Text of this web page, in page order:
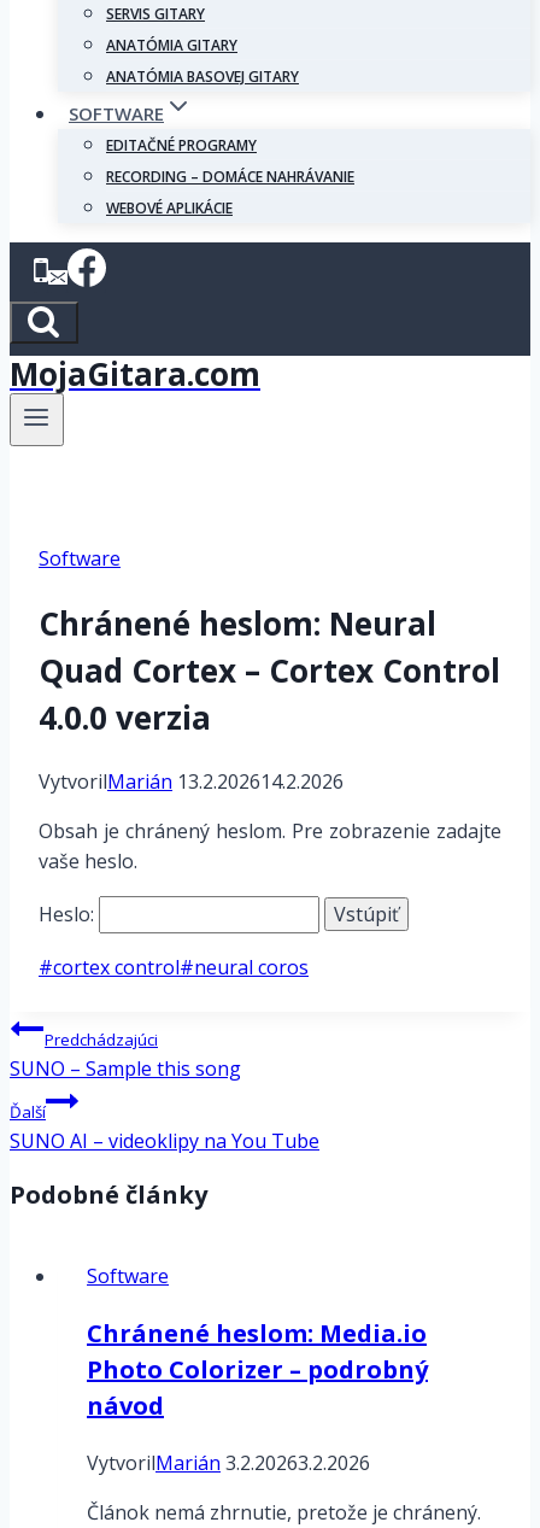
SERVIS GITARY
ANATÓMIA GITARY
ANATÓMIA BASOVEJ GITARY
SOFTWARE
EDITAČNÉ PROGRAMY
RECORDING – DOMÁCE NAHRÁVANIE
WEBOVÉ APLIKÁCIE
MojaGitara.com
Software
Chránené heslom: Neural
Quad Cortex – Cortex Control
4.0.0 verzia
VytvorilMarián 13.2.202614.2.2026
Obsah je chránený heslom. Pre zobrazenie zadajte
vaše heslo.
Heslo:
Post
#cortex control#neural coros
Navigácia
v
článku
Predchádzajúci
SUNO – Sample this song
Ďalší
SUNO AI – videoklipy na You Tube
Podobné články
Software
Chránené heslom: Media.io
Photo Colorizer – podrobný
návod
VytvorilMarián 3.2.20263.2.2026
Článok nemá zhrnutie, pretože je chránený.